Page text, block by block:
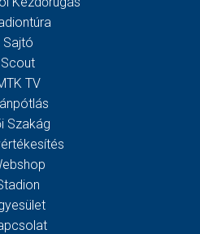
Sajtó
Scout
TV
Szakág